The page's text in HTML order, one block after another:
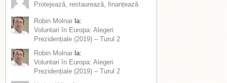
Protejează, restaurează, finanțează
Robin Molnar la:
Voluntari în Europa: Alegeri
Prezidențiale (2019) – Turul 2
Robin Molnar la:
Voluntari în Europa: Alegeri
Prezidențiale (2019) – Turul 2